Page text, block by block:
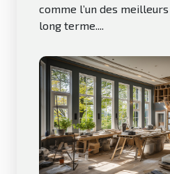
comme l’un des
long terme....